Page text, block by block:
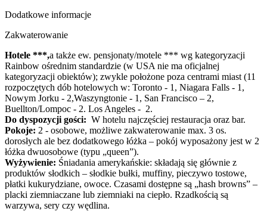
Dodatkowe informacje
Zakwaterowanie
Hotele ***,a także ew. pensjonaty/motele *** wg kategoryzacji
Rainbow ośrednim standardzie (w USA nie ma oficjalnej
kategoryzacji obiektów); zwykle położone poza centrami miast (11
rozpoczętych dób hotelowych w: Toronto - 1, Niagara Falls - 1,
Nowym Jorku - 2,Waszyngtonie - 1, San Francisco – 2,
Buellton/Lompoc - 2. Los Angeles - 2.
Do dyspozycji gości: W hotelu najczęściej restauracja oraz bar.
Pokoje: 2 - osobowe, możliwe zakwaterowanie max. 3 os.
dorosłych ale bez dodatkowego łóżka – pokój wyposażony jest w 2
łóżka dwuosobowe (typu „queen”).
Wyżywienie: Śniadania amerykańskie: składają się głównie z
produktów słodkich – słodkie bułki, muffiny, pieczywo tostowe,
płatki kukurydziane, owoce. Czasami dostępne są „hash browns” –
placki ziemniaczane lub ziemniaki na ciepło. Rzadkością są
warzywa, sery czy wędlina.